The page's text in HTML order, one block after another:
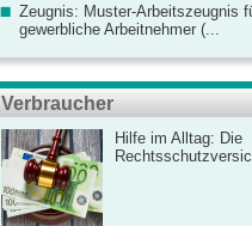
Zeugnis: Muster-Arbeitszeugnis
gewerbliche Arbeitnehmer (...
Verbraucher
Hilfe im Alltag: Die